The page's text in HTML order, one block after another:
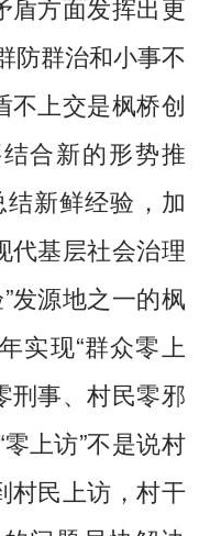
防群治和小事不
不上交是枫桥创
合新的形势推
结新鲜经验，加
代基层社会治理
发源地之一的枫
实现“群众零上
刑事、村民零邪
上访”不是说村
村民上访，村干